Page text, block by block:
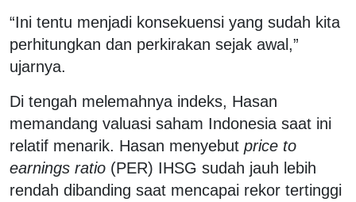
“Ini tentu menjadi konsekuensi yang sudah kita
perhitungkan dan perkirakan sejak awal,”
ujarnya.
Di tengah melemahnya indeks, Hasan
memandang valuasi saham Indonesia saat ini
relatif menarik. Hasan menyebut price to
earnings ratio (PER) IHSG sudah jauh lebih
rendah dibanding saat mencapai rekor tertinggi